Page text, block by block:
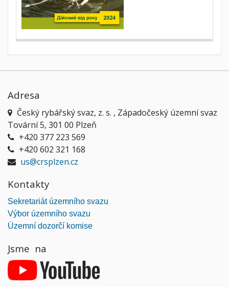
Adresa
Český rybářský svaz, z. s. , Západočeský územní svaz
Tovární 5, 301 00 Plzeň
+420 377 223 569
+420 602 321 168
us@crsplzen.cz
Kontakty
Sekretariát územního svazu
Výbor územního svazu
Územní dozorčí komise
Jsme na